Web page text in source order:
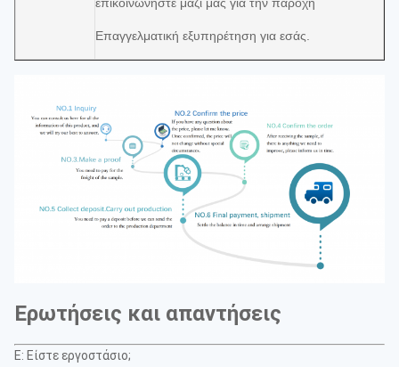
Επαγγελματική εξυπηρέτηση για εσάς.
Ερωτήσεις και απαντήσεις
Ε: Είστε εργοστάσιο;